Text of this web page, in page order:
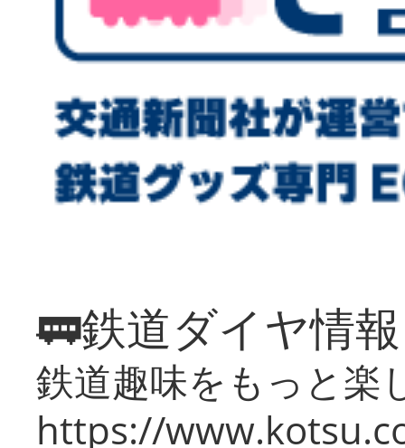
🚃鉄道ダイヤ情
鉄道趣味をもっと楽
https://